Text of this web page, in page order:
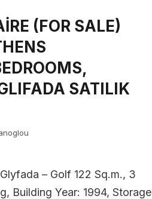
(FOR SALE)
SATILIK
– Golf 122 Sq.m., 3
Building Year: 1994, Storage